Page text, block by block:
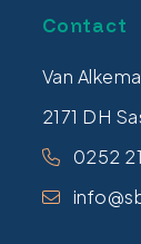
Contact
Van
2171 DH
0252